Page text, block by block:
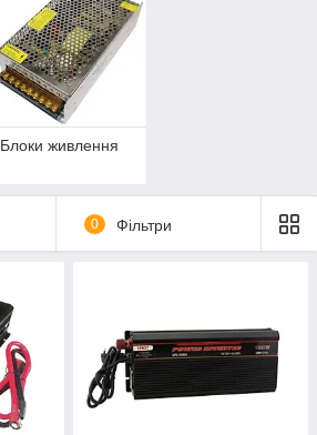
Блоки живлення
0 Фільтри